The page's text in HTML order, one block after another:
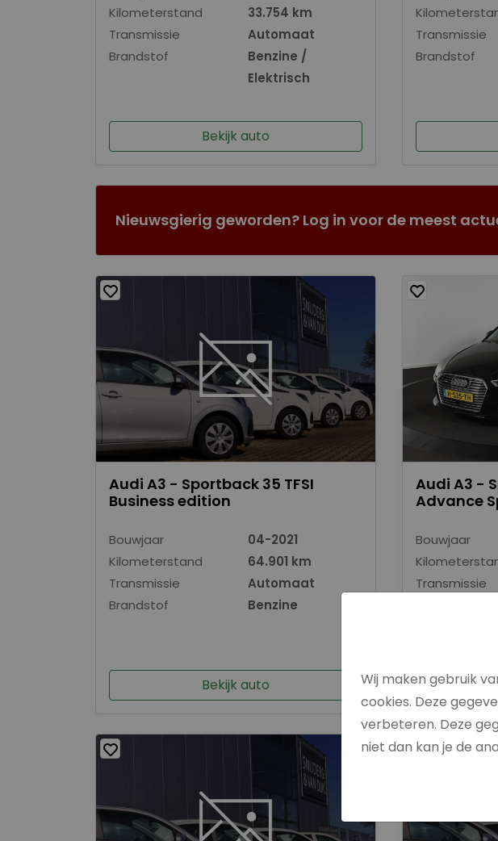
Kilometerstand
33.754 km
Transmissie
Automaat
Brandstof
Benzine /
Elektrisch
Bekijk auto
Transmissie
Brandstof
Nieuwsgierig geworden? Log in voor de meest
Audi A3 - Sportback 35 TFSI
Business edition
Bouwjaar
04-2021
Kilometerstand
64.901 km
Transmissie
Automaat
Brandstof
Benzine
Bekijk auto
Audi A3 -
Advance
Bouwjaar
Transmissie
Wij maken gebruik
cookies. Deze
verbeteren. Deze
niet dan kan je de